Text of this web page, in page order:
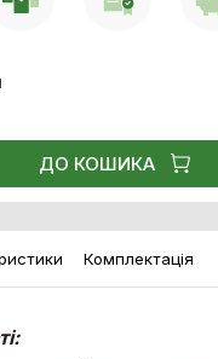
ДО КОШИКА
Комплектація